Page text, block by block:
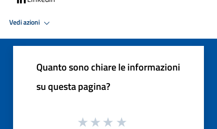
Vedi azioni
Quanto sono chiare le informazioni
su questa pagina?